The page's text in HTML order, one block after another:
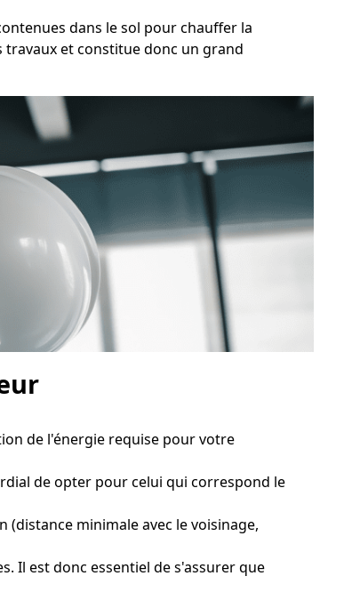
dans le sol pour chauffer la
et constitue donc un grand
de l'énergie requise pour votre
de opter pour celui qui correspond le
minimale avec le voisinage,
Il est donc essentiel de s'assurer que